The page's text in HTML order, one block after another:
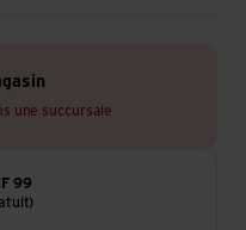
une succursale
99